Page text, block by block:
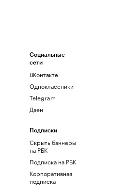
Социальные
сети
ВКонтакте
Одноклассники
Telegram
Дзен
Подписки
Скрыть баннеры
на РБК
Подписка на РБК
Корпоративная
подписка